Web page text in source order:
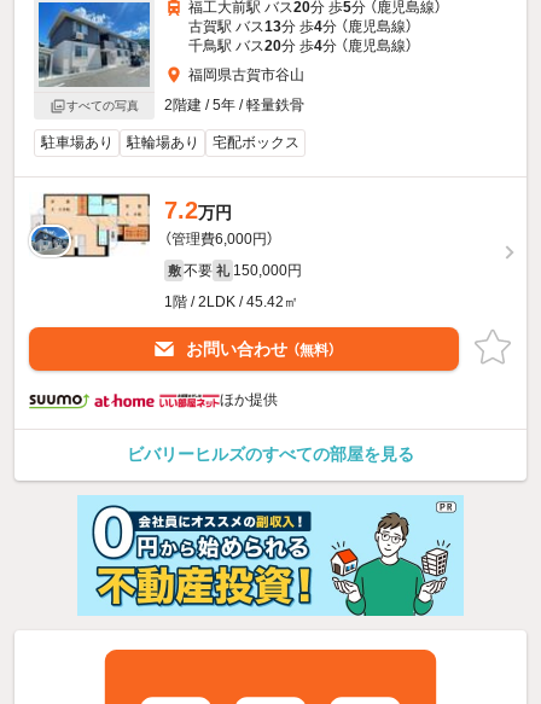
すべての写真
福工大前駅 バス20分 歩5分 （鹿児島線）
古賀駅 バス13分 歩4分 （鹿児島線）
千鳥駅 バス20分 歩4分 （鹿児島線）
福岡県古賀市谷山
2階建 / 5年 / 軽量鉄骨
駐車場あり 駐輪場あり 宅配ボックス
7.2万円
（管理費6,000円）
敷 不要 礼 150,000円
1階 / 2LDK / 45.42㎡
お問い合わせ （無料）
ほか提供
ビバリーヒルズのすべての部屋を見る